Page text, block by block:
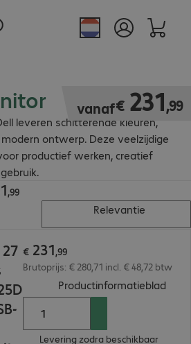
leveren schitterende kleuren,
ontwerp. Deze veelzijdige
productief werken, creatief
vanaf€ 231,99
€ 231,99
,99
Relevantie
€ 231,99
Brutoprijs: € 280,71 incl. € 48,72 btw
Productinformatieblad
Levering zodra beschikbaar